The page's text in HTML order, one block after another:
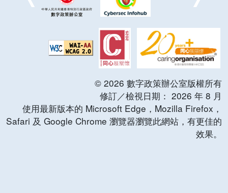
© 2026 數字政策辦公室版權所有
修訂／檢視日期： 2026 年 8 月
使用最新版本的 Microsoft Edge，Mozilla Firefox，
Safari 及 Google Chrome 瀏覽器瀏覽此網站，有更佳的
效果。